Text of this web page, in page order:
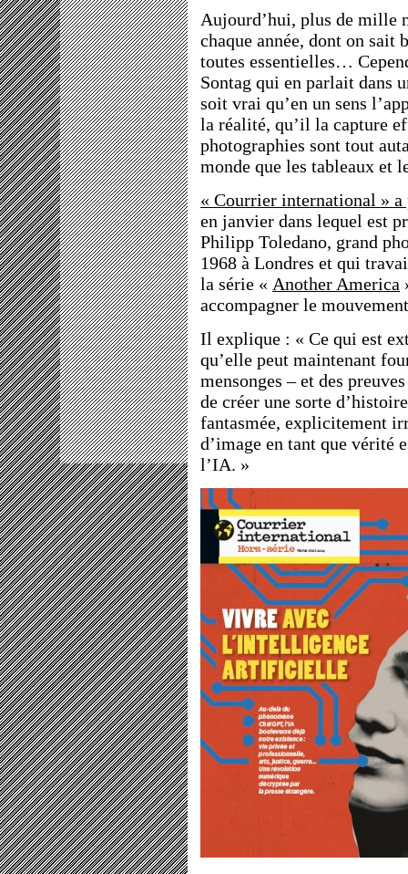
Aujourd’hui, plus de mille
chaque année, dont on sait
toutes essentielles…
Sontag qui en parlait dans
soit vrai qu’en un sens
la réalité, qu’il la capture
photographies sont tout
monde que les tableaux et
« Courrier international »
en janvier dans lequel est
Philipp Toledano, grand
1968 à Londres et qui
la série « Another America
accompagner le
Il explique : « Ce qui est
qu’elle peut maintenant
mensonges – et des
de créer une sorte
fantasmée, explicitement
d’image en tant que vérité
l’IA. »